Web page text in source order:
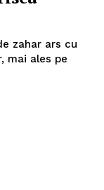
zahar ars cu
mai ales pe